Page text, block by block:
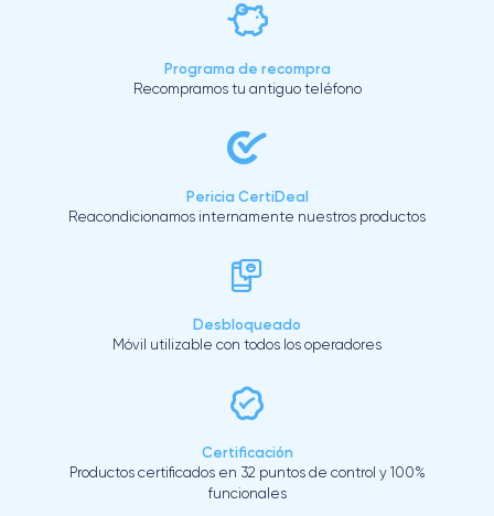
Programa de recompra
Recompramos tu antiguo teléfono
Pericia CertiDeal
Reacondicionamos internamente nuestros productos
Desbloqueado
Móvil utilizable con todos los operadores
Certificación
Productos certificados en 32 puntos de control y 100%
funcionales